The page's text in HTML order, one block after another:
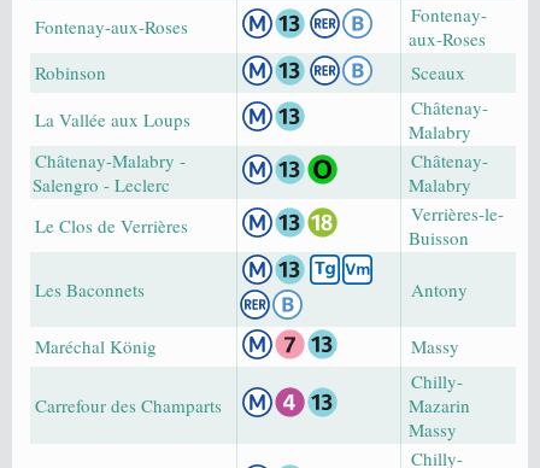
Fontenay-aux-Roses
Fontenay-
aux-Roses
Robinson
Sceaux
La Vallée aux Loups
Châtenay-
Malabry
Châtenay-Malabry -
Salengro - Leclerc
Châtenay-
Malabry
Le Clos de Verrières
Verrières-le-
Buisson
Les Baconnets Antony
Maréchal König Massy
Carrefour des Champarts
Chilly-
Mazarin
Massy
Chilly-